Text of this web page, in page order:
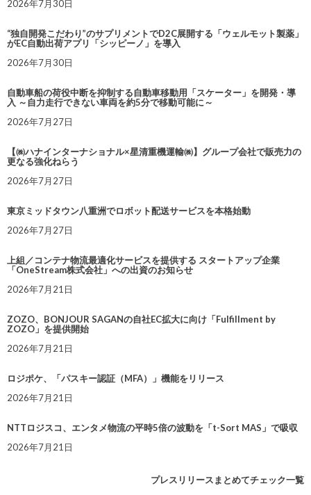
2026年7月30日
“独自開発こだわり”のサプリメントでD2C展開する「ウェルモット製薬」
がEC自動出荷アプリ「シッピーノ」を導入
2026年7月30日
自動車船の荷役中断を抑制する自動車移動用「スケーター」を開発・導
入 ～自力走行できない車両を約5分で移動可能に～
2026年7月27日
【㈱ハナインターナショナル×星清重機運輸㈱】グループ会社で販売力の
更なる強化ねらう
2026年7月27日
東京ミッドタウン八重洲でロボット配送サービスを本格始動
2026年7月27日
上組／コンテナ物流最適化サービスを提供する スタートアップ企業
「OneStream株式会社」への出資のお知らせ
2026年7月21日
ZOZO、BONJOUR SAGANの自社EC拡大に向け「Fulfillment by
ZOZO」を提供開始
2026年7月21日
ロジポケ、「パスキー認証（MFA）」機能をリリース
2026年7月21日
NTTロジスコ、エンタメ物流の平時5倍の波動を「t-Sort MAS」で吸収
2026年7月21日
プレスリリースまとめてチェック一覧